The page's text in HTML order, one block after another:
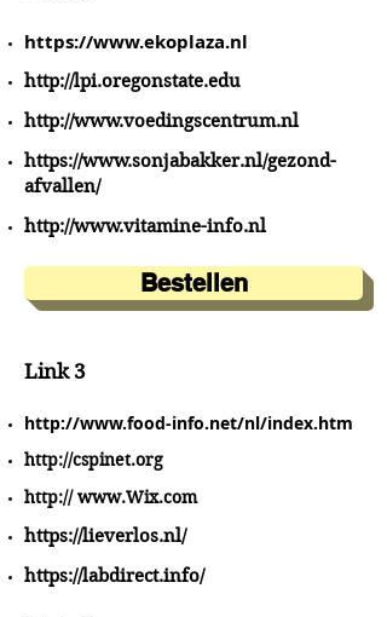
https://www.ekoplaza.nl
http://lpi.oregonstate.edu
http://www.voedingscentrum.nl
https://www.sonjabakker.nl/gezond-
afvallen/
http://www.vitamine-info.nl
Bestellen
Link 3
http://www.food-info.net/nl/index.htm
http://cspinet.org
http:// www.Wix.com
https://lieverlos.nl/
https://labdirect.info/